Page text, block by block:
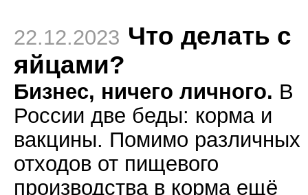
22.12.2023 Что делать с
яйцами?
Бизнес, ничего личного. В
России две беды: корма и
вакцины. Помимо различных
отходов от пищевого
производства в корма ещё